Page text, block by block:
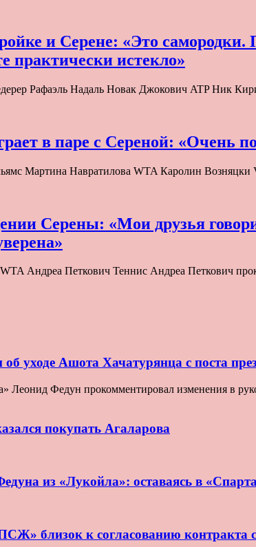
и Серене: «Это
практически истекло»
Рафаэль Надаль Новак Джокович ATP Ник
в паре с Сереной: «Очень
Мартина Навратилова WTA Каролин
Серены: «Мои друзья
Андреа Петкович Теннис Андреа Петкович
уходе Ашота Хачатурянца с поста
Леонид Федун прокомментировал изменения в
покупать Агаларова
из «Лукойла»: оставаясь в
близок к согласованию контракта